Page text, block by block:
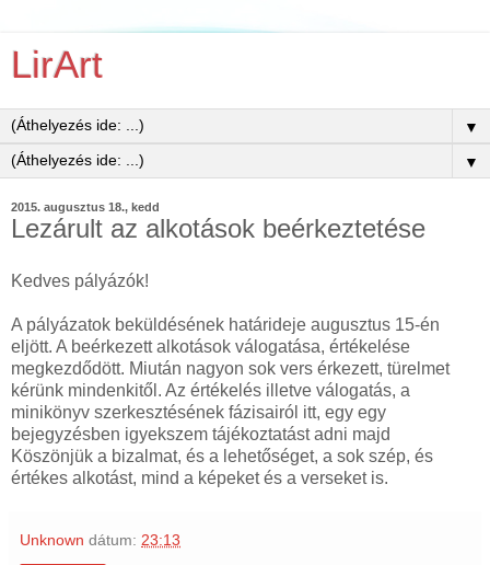
LirArt
▼
▼
2015. augusztus 18., kedd
Lezárult az alkotások beérkeztetése
Kedves pályázók!
A pályázatok beküldésének határideje augusztus 15-én
eljött. A beérkezett alkotások válogatása, értékelése
megkezdődött. Miután nagyon sok vers érkezett, türelmet
kérünk mindenkitől. Az értékelés illetve válogatás, a
minikönyv szerkesztésének fázisairól itt, egy egy
bejegyzésben igyekszem tájékoztatást adni majd
Köszönjük a bizalmat, és a lehetőséget, a sok szép, és
értékes alkotást, mind a képeket és a verseket is.
Unknown dátum: 23:13